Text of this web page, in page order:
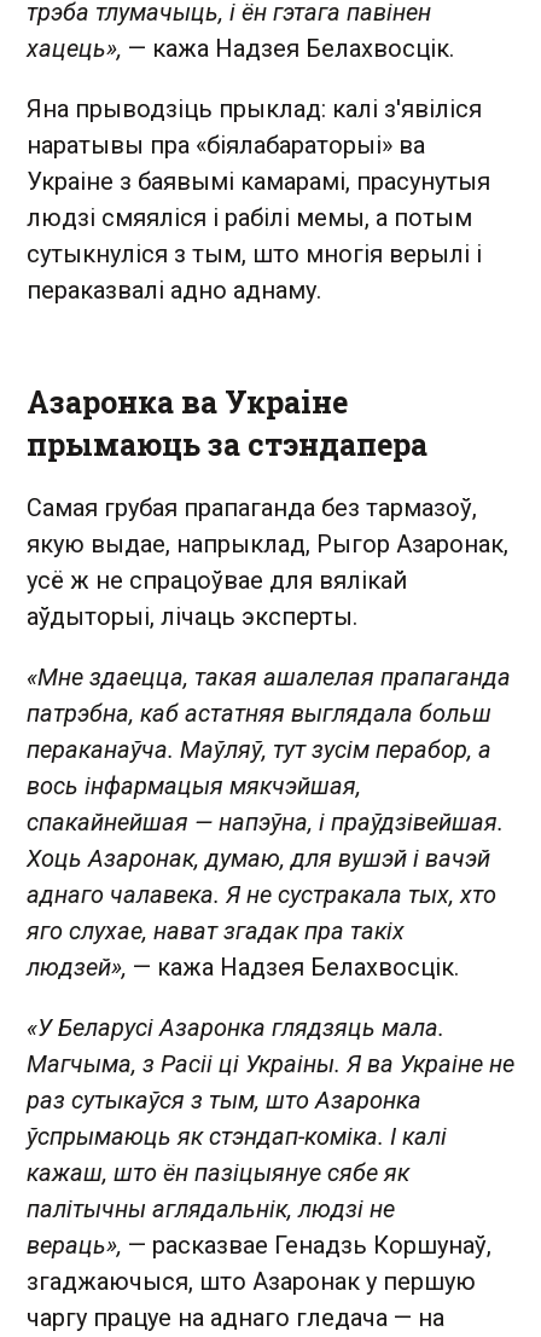
трэба тлумачыць, і ён гэтага павінен
хацець», — кажа Надзея Белахвосцік.
Яна прыводзіць прыклад: калі з'явіліся
наратывы пра «біялабараторыі» ва
Украіне з баявымі камарамі, прасунутыя
людзі смяяліся і рабілі мемы, а потым
сутыкнуліся з тым, што многія верылі і
пераказвалі адно аднаму.
Азаронка ва Украіне
прымаюць за стэндапера
Самая грубая прапаганда без тармазоў,
якую выдае, напрыклад, Рыгор Азаронак,
усё ж не спрацоўвае для вялікай
аўдыторыі, лічаць эксперты.
«Мне здаецца, такая ашалелая прапаганда
патрэбна, каб астатняя выглядала больш
пераканаўча. Маўляў, тут зусім перабор, а
вось інфармацыя мякчэйшая,
спакайнейшая — напэўна, і праўдзівейшая.
Хоць Азаронак, думаю, для вушэй і вачэй
аднаго чалавека. Я не сустракала тых, хто
яго слухае, нават згадак пра такіх
людзей», — кажа Надзея Белахвосцік.
«У Беларусі Азаронка глядзяць мала.
Магчыма, з Расіі ці Украіны. Я ва Украіне не
раз сутыкаўся з тым, што Азаронка
ўспрымаюць як стэндап-коміка. І калі
кажаш, што ён пазіцыянуе сябе як
палітычны аглядальнік, людзі не
вераць», — расказвае Генадзь Коршунаў,
згаджаючыся, што Азаронак у першую
чаргу працуе на аднаго гледача — на